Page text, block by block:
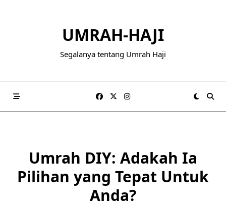
UMRAH-HAJI
Segalanya tentang Umrah Haji
Umrah DIY: Adakah Ia
Pilihan yang Tepat Untuk
Anda?